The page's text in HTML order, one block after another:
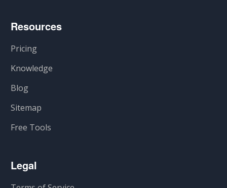
Resources
Pricing
Knowledge
Blog
Sitemap
Free Tools
Legal